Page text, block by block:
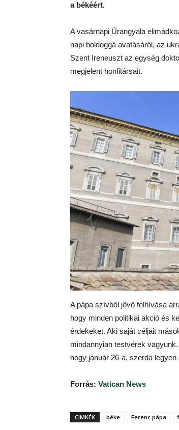
a békéért.
A vasárnapi Úrangyala
napi boldoggá avatásáról, az
Szent Ireneuszt az egység
megjelent honfitársait.
A pápa szívből jövő felhívása
hogy minden politikai akció és
érdekeket. Aki saját céljait
mindannyian testvérek
hogy január 26-a, szerda
Forrás: Vatican News
CIMKÉK béke Ferenc pápa